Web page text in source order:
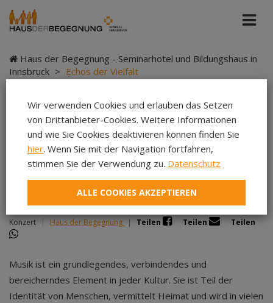
Haus der Begegnung - Seminarhotel und Bildungshaus in
Innsbruck > Echos der Vielfalt
Echos der Vielfalt
Konzert | Haus der Begegnung | Teilen Teilen Teilen
Musik ist ein grundlegendes, verbindendes und
bereicherndes Element in jeder Kultur. Sie ist Teil der
Identität von Menschen, vermittelt Heimat und wird in vielen
Wir verwenden Cookies und erlauben das Setzen
von Drittanbieter-Cookies. Weitere Informationen
und wie Sie Cookies deaktivieren können finden Sie
hier. Wenn Sie mit der Navigation fortfahren,
stimmen Sie der Verwendung zu. Datenschutz
ALLE COOKIES AKZEPTIEREN